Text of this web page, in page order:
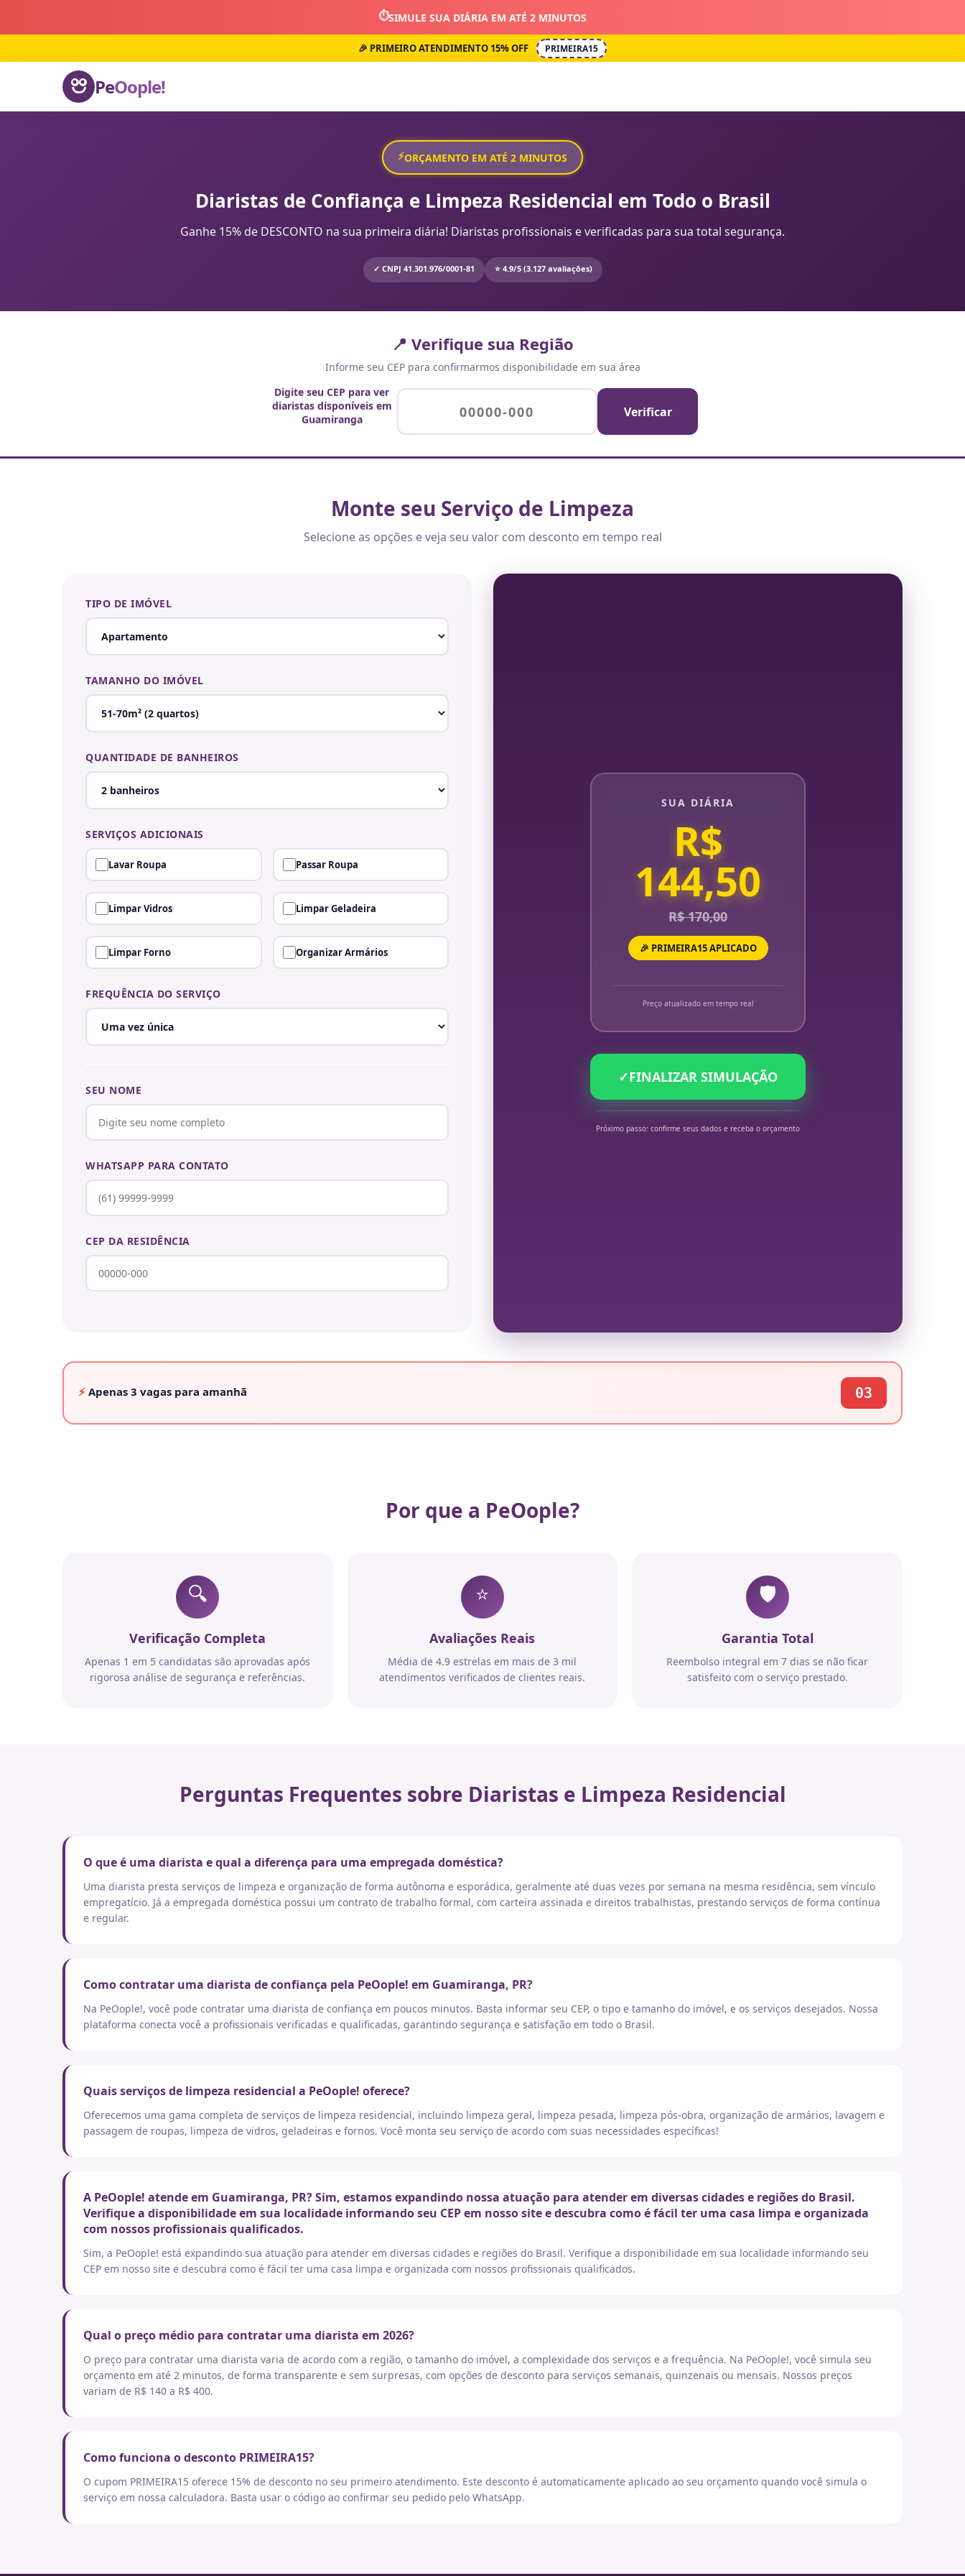
⏱️SIMULE SUA DIÁRIA EM ATÉ 2 MINUTOS
🎉 PRIMEIRO ATENDIMENTO 15% OFF PRIMEIRA15
PeOople!
⚡ORÇAMENTO EM ATÉ 2 MINUTOS
Diaristas de Confiança e Limpeza Residencial em Todo o Brasil
Ganhe 15% de DESCONTO na sua primeira diária! Diaristas profissionais e verificadas para sua total segurança.
✓ CNPJ 41.301.976/0001-81 ⭐ 4.9/5 (3.127 avaliações)
📍 Verifique sua Região
Informe seu CEP para confirmarmos disponibilidade em sua área
Digite seu CEP para ver
diaristas disponíveis em
Guamiranga
Verificar
Monte seu Serviço de Limpeza
Selecione as opções e veja seu valor com desconto em tempo real
TIPO DE IMÓVEL
TAMANHO DO IMÓVEL
QUANTIDADE DE BANHEIROS
SERVIÇOS ADICIONAIS
Lavar Roupa Passar Roupa
Limpar Vidros Limpar Geladeira
Limpar Forno Organizar Armários
FREQUÊNCIA DO SERVIÇO
SEU NOME
WHATSAPP PARA CONTATO
CEP DA RESIDÊNCIA
SUA DIÁRIA
R$
144,50
R$ 170,00
🎉 PRIMEIRA15 APLICADO
Preço atualizado em tempo real
✓FINALIZAR SIMULAÇÃO
Próximo passo: confirme seus dados e receba o orçamento
⚡ Apenas 3 vagas para amanhã 03
Por que a PeOople?
🔍
Verificação Completa
Apenas 1 em 5 candidatas são aprovadas após
rigorosa análise de segurança e referências.
⭐
Avaliações Reais
Média de 4.9 estrelas em mais de 3 mil
atendimentos verificados de clientes reais.
🛡️
Garantia Total
Reembolso integral em 7 dias se não ficar
satisfeito com o serviço prestado.
Perguntas Frequentes sobre Diaristas e Limpeza Residencial
O que é uma diarista e qual a diferença para uma empregada doméstica?
Uma diarista presta serviços de limpeza e organização de forma autônoma e esporádica, geralmente até duas vezes por semana na mesma residência, sem vínculo
empregatício. Já a empregada doméstica possui um contrato de trabalho formal, com carteira assinada e direitos trabalhistas, prestando serviços de forma contínua
e regular.
Como contratar uma diarista de confiança pela PeOople! em Guamiranga, PR?
Na PeOople!, você pode contratar uma diarista de confiança em poucos minutos. Basta informar seu CEP, o tipo e tamanho do imóvel, e os serviços desejados. Nossa
plataforma conecta você a profissionais verificadas e qualificadas, garantindo segurança e satisfação em todo o Brasil.
Quais serviços de limpeza residencial a PeOople! oferece?
Oferecemos uma gama completa de serviços de limpeza residencial, incluindo limpeza geral, limpeza pesada, limpeza pós-obra, organização de armários, lavagem e
passagem de roupas, limpeza de vidros, geladeiras e fornos. Você monta seu serviço de acordo com suas necessidades específicas!
A PeOople! atende em Guamiranga, PR? Sim, estamos expandindo nossa atuação para atender em diversas cidades e regiões do Brasil.
Verifique a disponibilidade em sua localidade informando seu CEP em nosso site e descubra como é fácil ter uma casa limpa e organizada
com nossos profissionais qualificados.
Sim, a PeOople! está expandindo sua atuação para atender em diversas cidades e regiões do Brasil. Verifique a disponibilidade em sua localidade informando seu
CEP em nosso site e descubra como é fácil ter uma casa limpa e organizada com nossos profissionais qualificados.
Qual o preço médio para contratar uma diarista em 2026?
O preço para contratar uma diarista varia de acordo com a região, o tamanho do imóvel, a complexidade dos serviços e a frequência. Na PeOople!, você simula seu
orçamento em até 2 minutos, de forma transparente e sem surpresas, com opções de desconto para serviços semanais, quinzenais ou mensais. Nossos preços
variam de R$ 140 a R$ 400.
Como funciona o desconto PRIMEIRA15?
O cupom PRIMEIRA15 oferece 15% de desconto no seu primeiro atendimento. Este desconto é automaticamente aplicado ao seu orçamento quando você simula o
serviço em nossa calculadora. Basta usar o código ao confirmar seu pedido pelo WhatsApp.